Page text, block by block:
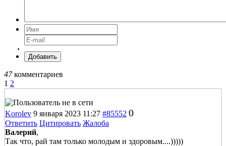
Добавить
47комментариев
1 2
Korolev 9 января 2023 11:27 #85552 0
Ответить Цитировать Жалоба
Валерий,
Так что, рай там только молодым и здоровым....)))))